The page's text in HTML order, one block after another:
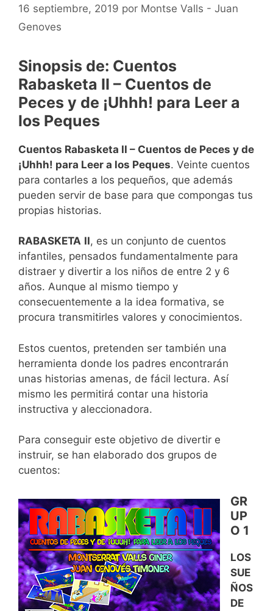
16 septiembre, 2019 por Montse Valls - Juan
Genoves
Sinopsis de: Cuentos
Rabasketa II – Cuentos de
Peces y de ¡Uhhh! para Leer a
los Peques
Cuentos Rabasketa II – Cuentos de Peces y de
¡Uhhh! para Leer a los Peques. Veinte cuentos
para contarles a los pequeños, que además
pueden servir de base para que compongas tus
propias historias.
RABASKETA II, es un conjunto de cuentos
infantiles, pensados fundamentalmente para
distraer y divertir a los niños de entre 2 y 6
años. Aunque al mismo tiempo y
consecuentemente a la idea formativa, se
procura transmitirles valores y conocimientos.
Estos cuentos, pretenden ser también una
herramienta donde los padres encontrarán
unas historias amenas, de fácil lectura. Así
mismo les permitirá contar una historia
instructiva y aleccionadora.
Para conseguir este objetivo de divertir e
instruir, se han elaborado dos grupos de
cuentos:
GR
UP
O 1
LOS
SUE
ÑOS
DE